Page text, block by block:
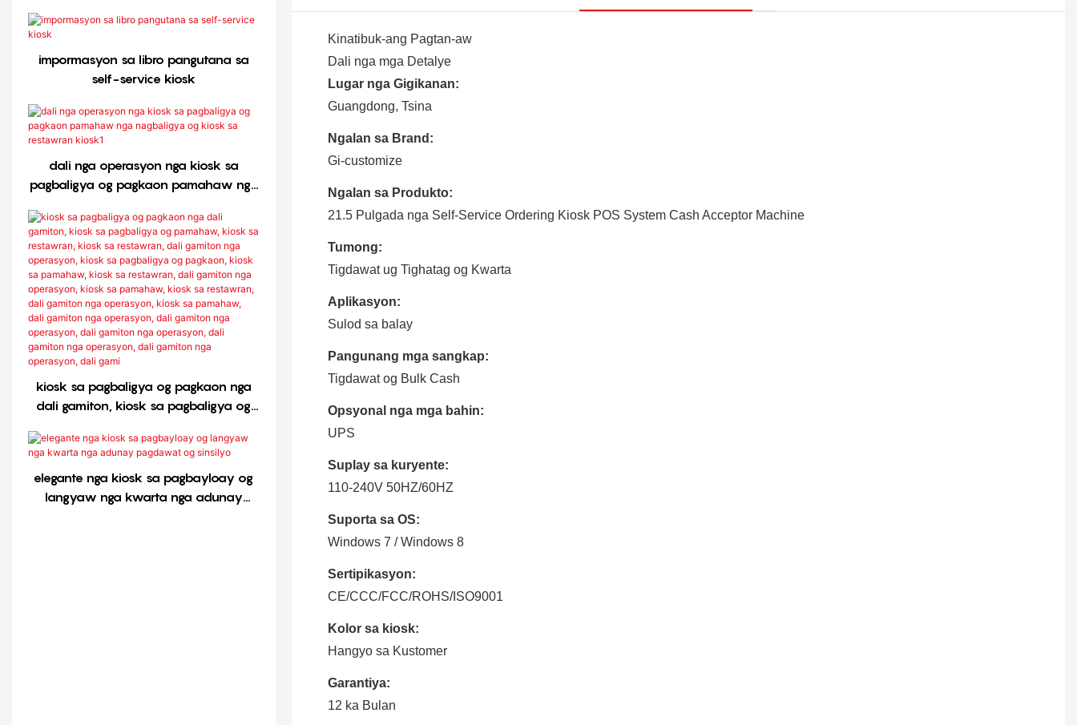
Kinatibuk-ang Pagtan-aw
Dali nga mga Detalye
Lugar nga Gigikanan:
Guangdong, Tsina
Ngalan sa Brand:
Gi-customize
Ngalan sa Produkto:
21.5 Pulgada nga Self-Service Ordering Kiosk POS System Cash Acceptor Machine
Tumong:
Tigdawat ug Tighatag og Kwarta
Aplikasyon:
Sulod sa balay
Pangunang mga sangkap:
Tigdawat og Bulk Cash
Opsyonal nga mga bahin:
UPS
Suplay sa kuryente:
110-240V 50HZ/60HZ
Suporta sa OS:
Windows 7 / Windows 8
Sertipikasyon:
CE/CCC/FCC/ROHS/ISO9001
Kolor sa kiosk:
Hangyo sa Kustomer
Garantiya:
12 ka Bulan
impormasyon sa libro pangutana sa
self-service kiosk
dali nga operasyon nga kiosk sa
pagbaligya og pagkaon pamahaw nga
kiosk1
kiosk sa pagbaligya og pagkaon nga
dali gamiton, kiosk sa pagbaligya og
sa restawran, dali gamiton nga
operasyon, kiosk sa pagbaligya og
pagkaon, kiosk sa pamahaw, kiosk sa
restawran, dali gamiton nga
elegante nga kiosk sa pagbayloay og
langyaw nga kwarta nga adunay